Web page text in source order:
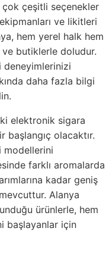
çok çeşitli seçenekler
ve likitleri
hem yerel halk hem
butiklerle doludur.
deneyimlerinizi
daha fazla bilgi
elektronik sigara
başlangıç olacaktır.
modellerini
farklı aromalarda
kadar geniş
Alanya
ürünlerle, hem
başlayanlar için